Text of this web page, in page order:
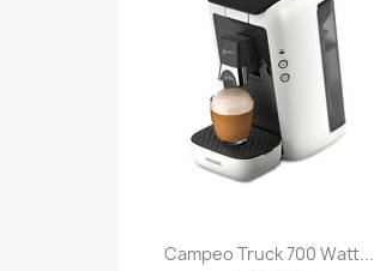
Campeo Truck 700 Watt...